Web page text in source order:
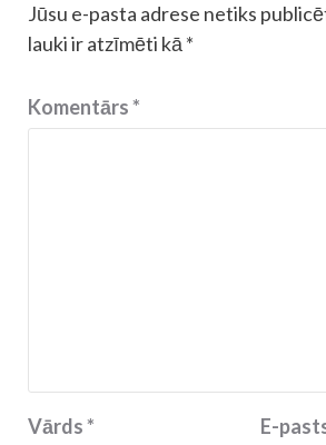
Jūsu e-pasta adrese netiks
lauki ir atzīmēti kā *
Komentārs*
Vārds* E-